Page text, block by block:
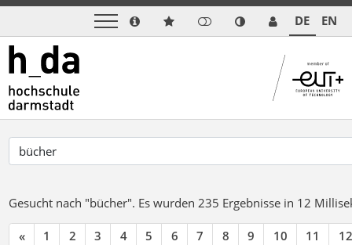
DE EN
Gesucht nach "bücher". Es wurden 235 Ergebnisse in 12
« 1 2 3 4 5 6 7 8 9 10 11 12